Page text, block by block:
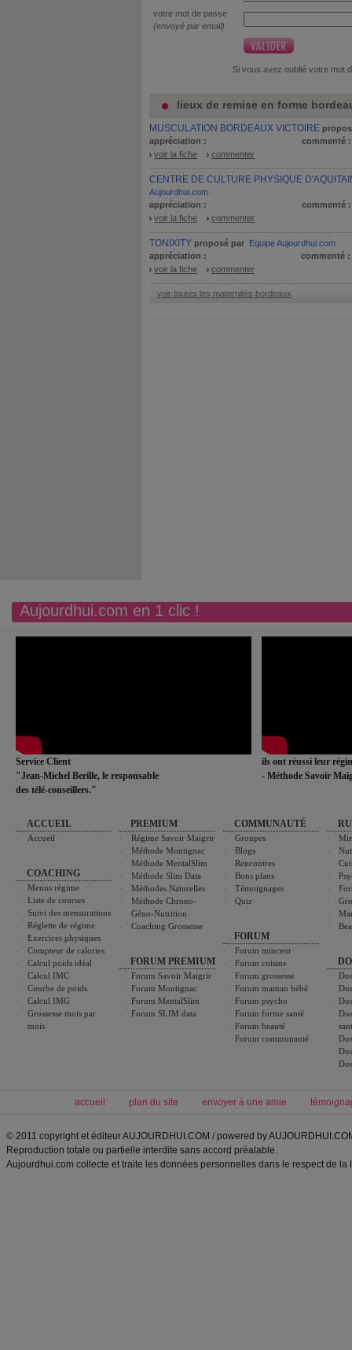
votre mot de passe
(envoyé par email)
Si vous avez oublié votre mot
lieux de remise en forme
MUSCULATION BORDEAUX VICTOIRE
appréciation :
commenté
voir la fiche
commenter
CENTRE DE CULTURE PHYSIQUE
Aujourdhui.com
appréciation :
commenté
voir la fiche
commenter
TONIXITY proposé par Equipe Aujourdhui.com
appréciation :
commenté :
voir la fiche
commenter
voir toutes les maternités bordeaux
Aujourdhui.com en 1 clic !
Service Client
"Jean-Michel Berille, le responsable
des télé-conseillers."
ils ont réussi leur
- Méthode Savoir
ACCUEIL
Accueil
COACHING
Menus régime
Liste de courses
Suivi des mensurations
Réglette de régime
Exercices physiques
Compteur de calories
Calcul poids idéal
Calcul IMC
Courbe de poids
Calcul IMG
Grossesse mois par
mois
PREMIUM
Régime Savoir Maigrir
Méthode Montignac
Méthode MentalSlim
Méthode Slim Data
Méthodes Naturelles
Méthode Chrono-
Géno-Nutrition
Coaching Grossesse
FORUM PREMIUM
Forum Savoir Maigrir
Forum Montignac
Forum MentalSlim
Forum SLIM data
COMMUNAUTÉ
Groupes
Blogs
Rencontres
Bons plans
Témoignages
Quiz
FORUM
Forum minceur
Forum cuisine
Forum grossesse
Forum maman bébé
Forum psycho
Forum forme santé
Forum beauté
Forum communauté
accueil plan du site envoyer à une amie
© 2011 copyright et éditeur AUJOURDHUI.COM / powered by
Reproduction totale ou partielle interdite sans accord préalable.
Aujourdhui.com collecte et traite les données personnelles dans le respect de